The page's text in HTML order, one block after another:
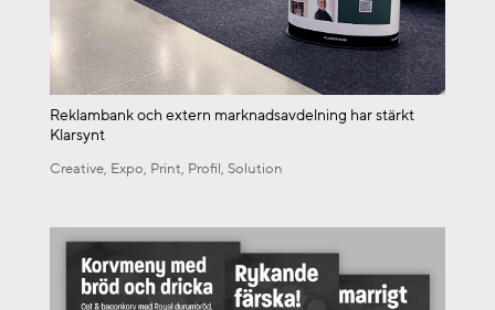
Reklambank och extern marknadsavdelning har stärkt
Klarsynt
Creative, Expo, Print, Profil, Solution